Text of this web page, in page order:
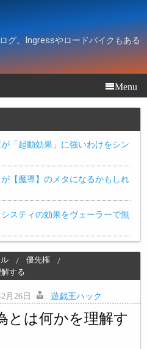
グ。Ingressやロードバイクもある
Menu
「起動効果」に強いわけをシン
【魔導】のメタになるかもしれ
スティの効果をヴェーラーで無
優先権
する
月26日 : 遊戯王ハック
とは何かを理解す